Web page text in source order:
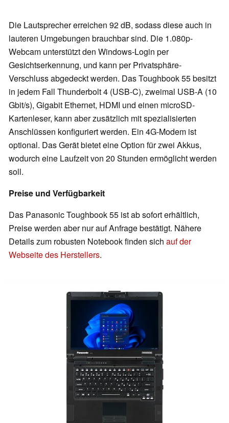
Die Lautsprecher erreichen 92 dB, sodass diese auch in
lauteren Umgebungen brauchbar sind. Die 1.080p-
Webcam unterstützt den Windows-Login per
Gesichtserkennung, und kann per Privatsphäre-
Verschluss abgedeckt werden. Das Toughbook 55 besitzt
in jedem Fall Thunderbolt 4 (USB-C), zweimal USB-A (10
Gbit/s), Gigabit Ethernet, HDMI und einen microSD-
Kartenleser, kann aber zusätzlich mit spezialisierten
Anschlüssen konfiguriert werden. Ein 4G-Modem ist
optional. Das Gerät bietet eine Option für zwei Akkus,
wodurch eine Laufzeit von 20 Stunden ermöglicht werden
soll.
Preise und Verfügbarkeit
Das Panasonic Toughbook 55 ist ab sofort erhältlich,
Preise werden aber nur auf Anfrage bestätigt. Nähere
Details zum robusten Notebook finden sich auf der
Webseite des Herstellers.